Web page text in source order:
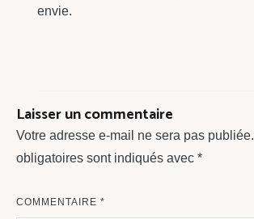
envie.
Laisser un commentaire
Votre adresse e-mail ne sera pas publiée.
obligatoires sont indiqués avec *
COMMENTAIRE *